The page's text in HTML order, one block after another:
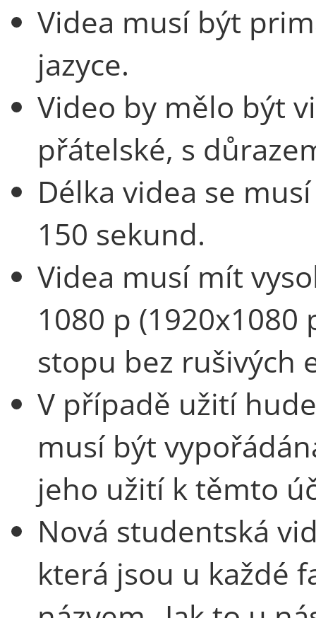
Videa musí být
jazyce.
Video by mělo být
přátelské, s
Délka videa se
150 sekund.
Videa musí mít
1080 p
stopu bez rušivých
V případě užití
musí být
jeho užití k těmto
Nová studentská
která jsou u každé